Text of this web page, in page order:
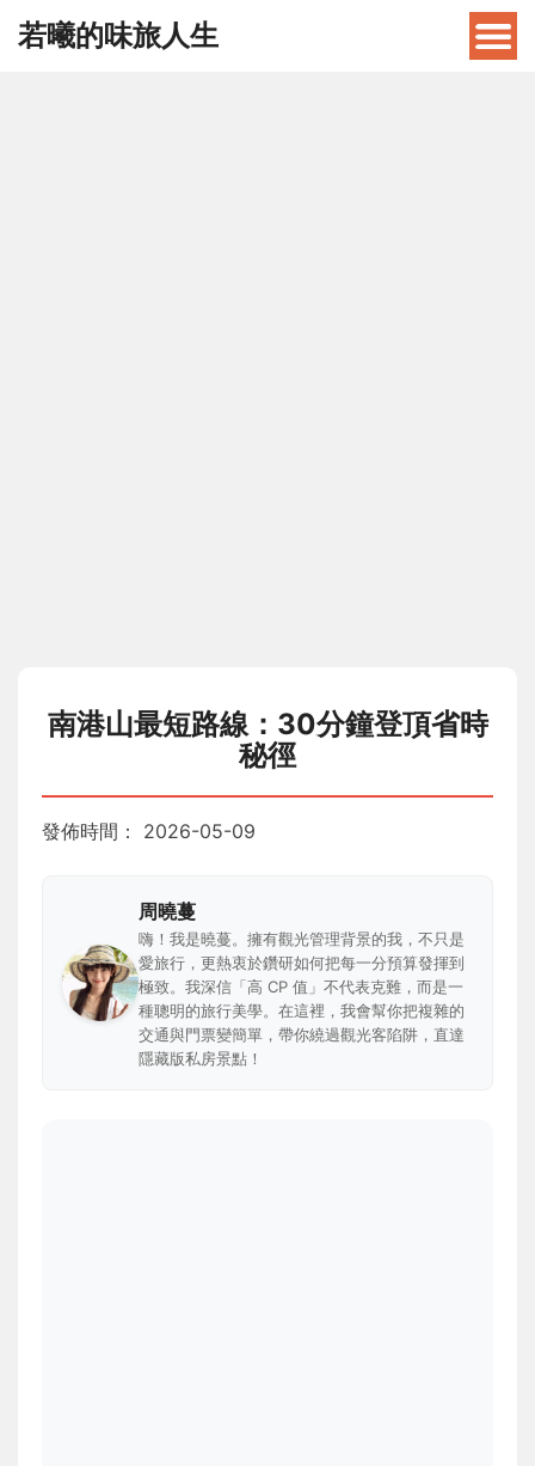
若曦的味旅人生
南港山最短路線：30分鐘登頂省時
秘徑
發佈時間： 2026-05-09
周曉蔓
嗨！我是曉蔓。擁有觀光管理背景的我，不只是
愛旅行，更熱衷於鑽研如何把每一分預算發揮到
極致。我深信「高 CP 值」不代表克難，而是一
種聰明的旅行美學。在這裡，我會幫你把複雜的
交通與門票變簡單，帶你繞過觀光客陷阱，直達
隱藏版私房景點！